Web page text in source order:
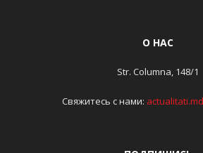
О НАС
Str. Columna, 148/1
Свяжитесь с нами: